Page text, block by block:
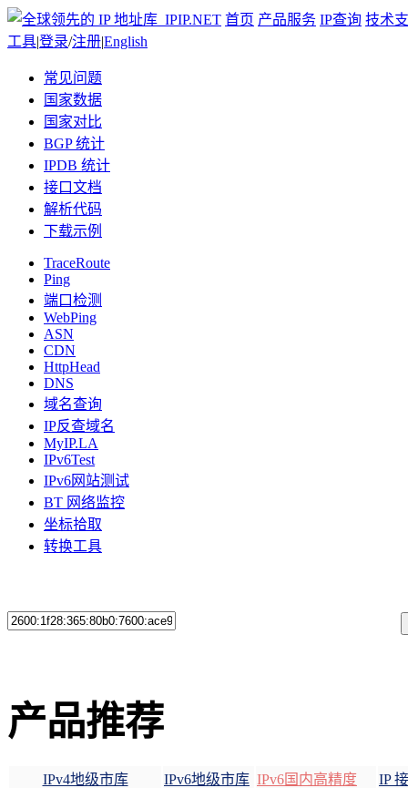
首页 产品服务 IP查询 技术
工具|登录/注册|English
常见问题
国家数据
国家对比
BGP 统计
IPDB 统计
接口文档
解析代码
下载示例
TraceRoute
Ping
端口检测
WebPing
ASN
CDN
HttpHead
DNS
域名查询
IP反查域名
MyIP.LA
IPv6Test
IPv6网站测试
BT 网络监控
坐标拾取
转换工具
产品推荐
IPv4地级市库 IPv6地级市库 IPv6国内高精度
IP